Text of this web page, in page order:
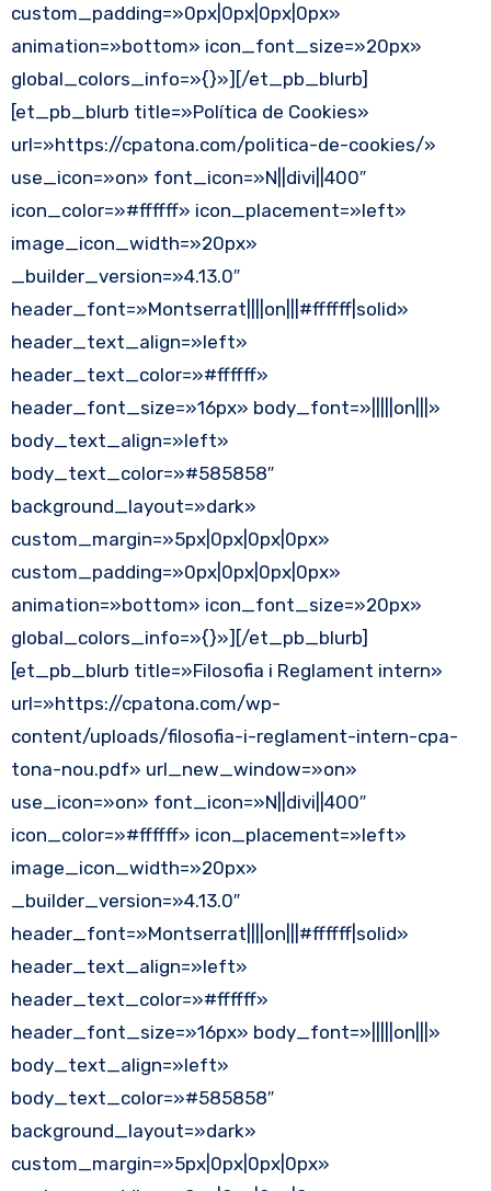
custom_padding=»0px|0px|0px|0px»
animation=»bottom» icon_font_size=»20px»
global_colors_info=»{}»][/et_pb_blurb]
[et_pb_blurb title=»Política de Cookies»
url=»https://cpatona.com/politica-de-cookies/»
use_icon=»on» font_icon=»N||divi||400″
icon_color=»#ffffff» icon_placement=»left»
image_icon_width=»20px»
_builder_version=»4.13.0″
header_font=»Montserrat||||on|||#ffffff|solid»
header_text_align=»left»
header_text_color=»#ffffff»
header_font_size=»16px» body_font=»|||||on|||»
body_text_align=»left»
body_text_color=»#585858″
background_layout=»dark»
custom_margin=»5px|0px|0px|0px»
custom_padding=»0px|0px|0px|0px»
animation=»bottom» icon_font_size=»20px»
global_colors_info=»{}»][/et_pb_blurb]
[et_pb_blurb title=»Filosofia i Reglament intern»
url=»https://cpatona.com/wp-
content/uploads/filosofia-i-reglament-intern-cpa-
tona-nou.pdf» url_new_window=»on»
use_icon=»on» font_icon=»N||divi||400″
icon_color=»#ffffff» icon_placement=»left»
image_icon_width=»20px»
_builder_version=»4.13.0″
header_font=»Montserrat||||on|||#ffffff|solid»
header_text_align=»left»
header_text_color=»#ffffff»
header_font_size=»16px» body_font=»|||||on|||»
body_text_align=»left»
body_text_color=»#585858″
background_layout=»dark»
custom_margin=»5px|0px|0px|0px»